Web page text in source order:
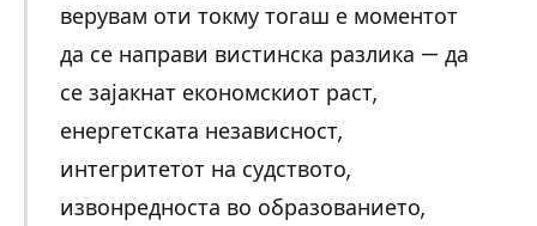
верувам оти токму тогаш е моментот
да се направи вистинска разлика — да
се зајакнат економскиот раст,
енергетската независност,
интегритетот на судството,
извонредноста во образованието,